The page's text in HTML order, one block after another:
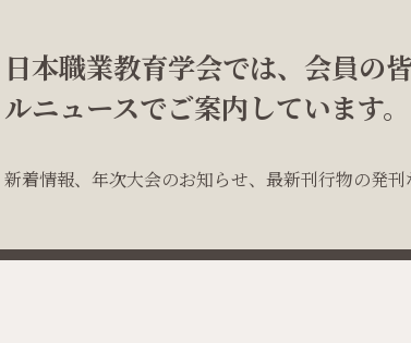
日本職業教育学会では、会員の
ルニュースでご案内しています。
新着情報、年次大会のお知らせ、最新刊行物の発刊